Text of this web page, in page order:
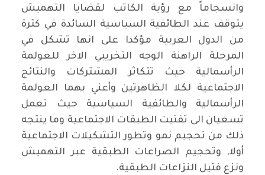
وانسجاماً مع رؤية الكاتب لقضايا التهميش
يتوقف عند الطائفية السياسية السائدة في كثرة
من الدول العربية مؤكدا على انها تشكل في
المرحلة الراهنة الوجه التخريبي الاخر للعولمة
الرأسمالية حيث تتكاثر المشتركات والنتائج
الاجتماعية لكلا الظاهرتين وأعني بهما العولمة
الرأسمالية والطائفية السياسية حيث تعمل
تسعيان الى تفتيت الطبقات الاجتماعية وما ينتجه
ذلك من تحجيم نمو وتطور التشكيلات الاجتماعية
أولا, وتحجيم الصراعات الطبقية عبر التهميش
ونزع فتيل النزاعات الطبقية.